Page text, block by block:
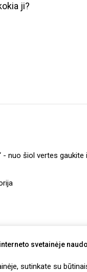
svetainėje
sutinkate su
ji?
- nuo šiol vertes gaukite